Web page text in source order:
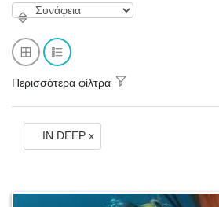
Περισσότερα φίλτρα
IN DEEP x